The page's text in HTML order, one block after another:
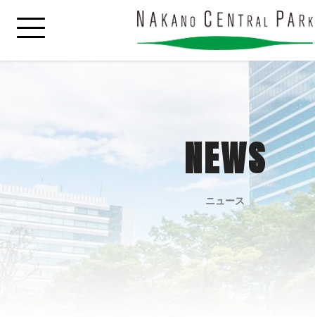
NEWS
ニュース